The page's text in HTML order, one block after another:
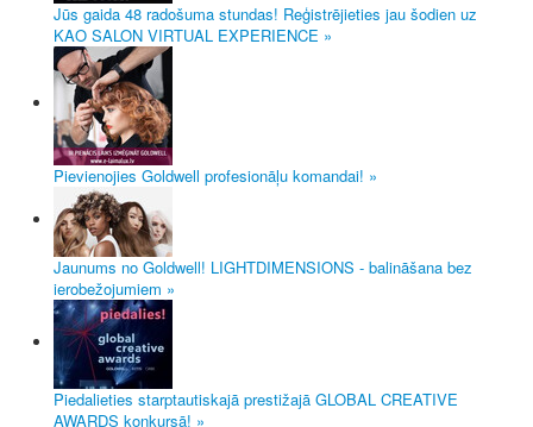
Jūs gaida 48 radošuma stundas! Reģistrējieties jau šodien uz
KAO SALON VIRTUAL EXPERIENCE »
Pievienojies Goldwell profesionāļu komandai! »
Jaunums no Goldwell! LIGHTDIMENSIONS - balināšana bez
ierobežojumiem »
Piedalieties starptautiskajā prestižajā GLOBAL CREATIVE
AWARDS konkursā! »